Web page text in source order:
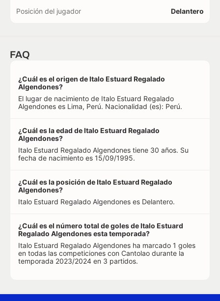
Posición del jugador Delantero
FAQ
¿Cuál es el origen de Italo Estuard Regalado
Algendones?
El lugar de nacimiento de Italo Estuard Regalado
Algendones es Lima, Perú. Nacionalidad (es): Perú.
¿Cuál es la edad de Italo Estuard Regalado
Algendones?
Italo Estuard Regalado Algendones tiene 30 años. Su
fecha de nacimiento es 15/09/1995.
¿Cuál es la posición de Italo Estuard Regalado
Algendones?
Italo Estuard Regalado Algendones es Delantero.
¿Cuál es el número total de goles de Italo Estuard
Regalado Algendones esta temporada?
Italo Estuard Regalado Algendones ha marcado 1 goles
en todas las competiciones con Cantolao durante la
temporada 2023/2024 en 3 partidos.